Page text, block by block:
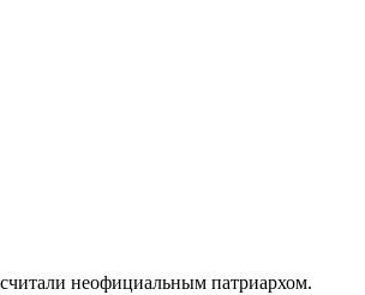
неофициальным патриархом.